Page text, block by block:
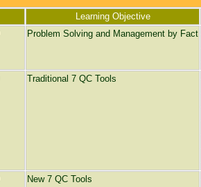
Learning Objective
Problem Solving and Management by Fact
Traditional 7 QC Tools
New 7 QC Tools